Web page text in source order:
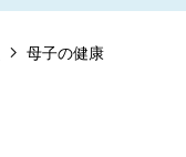
母子の健康